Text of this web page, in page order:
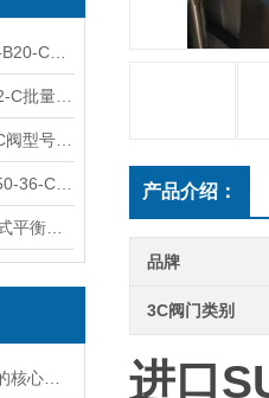
产品介绍：
品牌
3C阀门类别
进口